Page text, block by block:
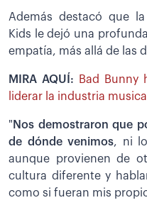
Además destacó que
Kids le dejó una
empatía, más allá de las
MIRA AQUÍ:
Bad Bunny
liderar la industria
" Nos demostraron que
de dónde venimos, ni
aunque provienen de
cultura diferente y
como si fueran mis